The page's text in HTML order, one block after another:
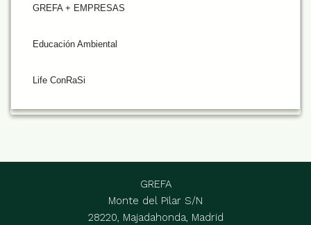
GREFA + EMPRESAS
Educación Ambiental
Life ConRaSi
GREFA
Monte del Pilar S/N
28220, Majadahonda, Madrid